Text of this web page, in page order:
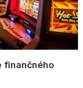
finančného